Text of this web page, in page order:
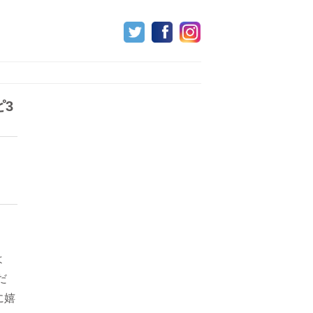
3
嬉